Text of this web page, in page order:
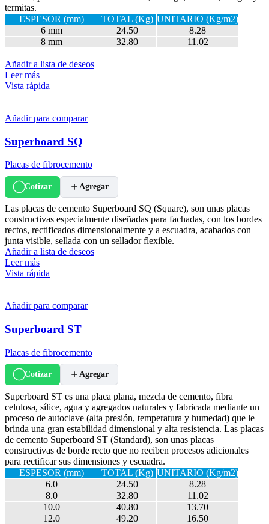
termitas.
ESPESOR (mm)
TOTAL (Kg) UNITARIO (Kg/m2)
6 mm
24.50
8.28
8 mm
32.80 11.02
Añadir a lista de deseos
Leer más
Vista rápida
Añadir para comparar
Superboard SQ
Placas de fibrocemento
Cotizar Agregar
Las placas de cemento Superboard SQ (Square), son unas placas
constructivas especialmente diseñadas para fachadas, con los bordes
rectos, rectificados dimensionalmente y a escuadra, acabados con
junta visible, sellada con un sellador flexible.
Añadir a lista de deseos
Leer más
Vista rápida
Añadir para comparar
Superboard ST
Placas de fibrocemento
Cotizar Agregar
Superboard ST es una placa plana, mezcla de cemento, fibra
celulosa, sílice, agua y agregados naturales y fabricada mediante un
proceso de autoclave (alta presión, temperatura y humedad) que le
brinda una gran estabilidad dimensional y alta resistencia. Las placas
de cemento Superboard ST (Standard), son unas placas
constructivas de borde recto que no reciben procesos adicionales
para rectificar sus dimensiones y escuadra.
ESPESOR (mm)
TOTAL (Kg) UNITARIO (Kg/m2)
6.0
24.50
8.28
8.0
32.80
11.02
10.0
40.80
13.70
12.0
49.20 16.50